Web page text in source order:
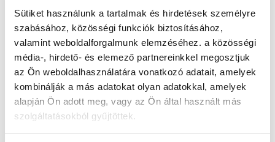
Sütiket használunk a tartalmak és hirdetések személyre
szabásához, közösségi funkciók biztosításához,
valamint weboldalforgalmunk elemzéséhez. a közösségi
média-, hirdető- és elemező partnereinkkel megosztjuk
az Ön weboldalhasználatára vonatkozó adatait, amelyek
kombinálják a más adatokat olyan adatokkal, amelyek
alapján Ön adott meg, vagy az Ön által használt más
szolgáltatásokból gyűjtöttek.
Lehet még jelentkezni?Igen
Jelentkezem!
Végezd elAranykalászos gazda képzés -
Zalaegerszeg tanfolyamunkat és váltsd
valóra az álmaidat!